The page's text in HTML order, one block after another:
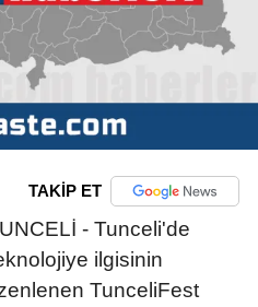
TAKİP ET
- Tunceli'de
ilgisinin
TunceliFest